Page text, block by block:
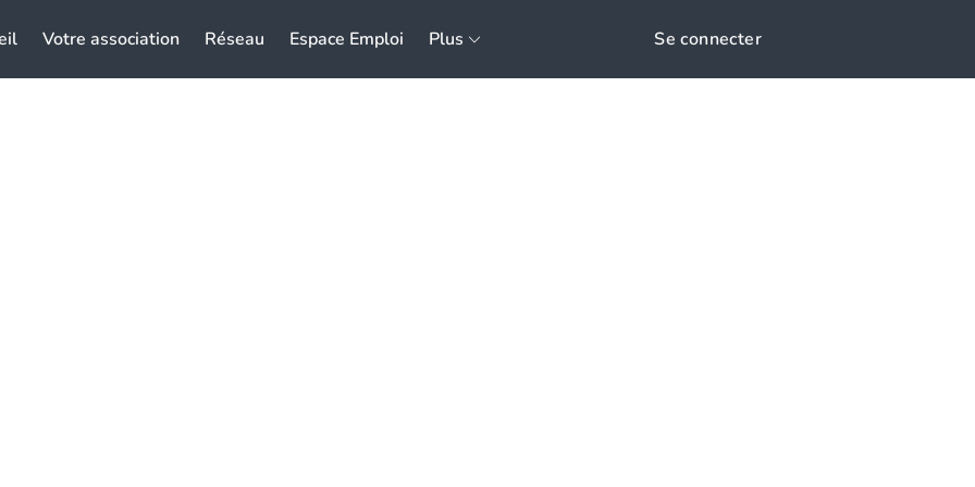
Votre association Réseau Espace Emploi Plus Se connecter